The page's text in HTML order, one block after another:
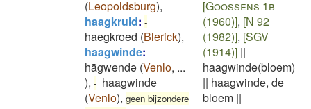
(Leopoldsburg),
haagkruid: -
haegkroed (Blerick),
haagwinde:
hāgwendǝ (Venlo, ...
), - haagwinde
(Venlo), geen bijzondere
[Goossens 1b
(1960)], [N 92
(1982)], [SGV
(1914)] ||
haagwinde(bloem)
|| haagwinde, de
bloem ||